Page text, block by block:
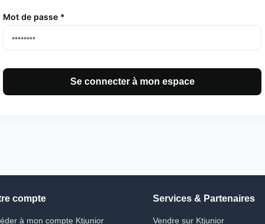
Mot de passe *
Se connecter à mon espace
compte
à mon compte Ktjunior
Services & Partenaires
Vendre sur Ktjunior